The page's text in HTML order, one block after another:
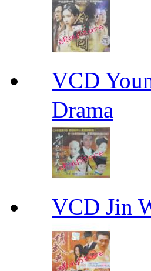
VCD
Drama
VCD Jin